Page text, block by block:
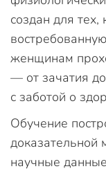
создан для тех,
женщинам
— от зачатия
с заботой о
Обучение
доказательной
научные